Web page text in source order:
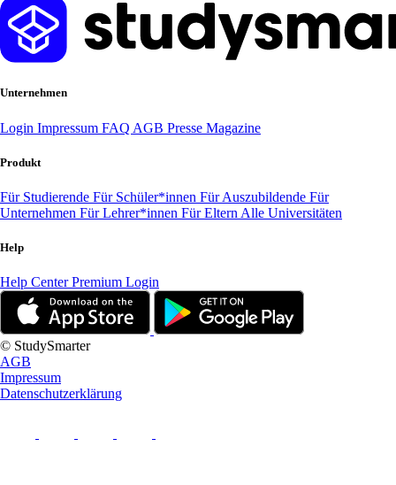
Unternehmen
Login Impressum FAQ AGB Presse Magazine
Produkt
Für Studierende Für Schüler*innen Für Auszubildende Für
Unternehmen Für Lehrer*innen Für Eltern Alle Universitäten
Help
Help CenterPremium Login
© StudySmarter
AGB
Impressum
Datenschutzerklärung